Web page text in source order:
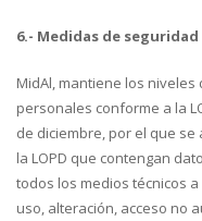
6.- Medidas de seguridad
MidAl, mantiene los
personales conforme a la
de diciembre, por el que
la LOPD que contengan
todos los medios técnicos
uso, alteración, acceso no